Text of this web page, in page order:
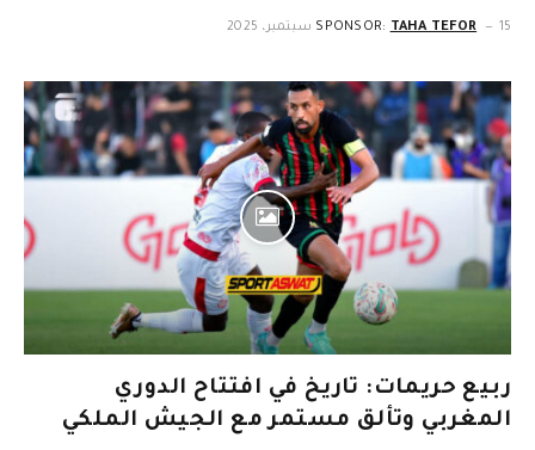
SPONSOR: TAHA TEFOR 15 سبتمبر، 2025
ربيع حريمات: تاريخ في افتتاح الدوري
المغربي وتألق مستمر مع الجيش الملكي